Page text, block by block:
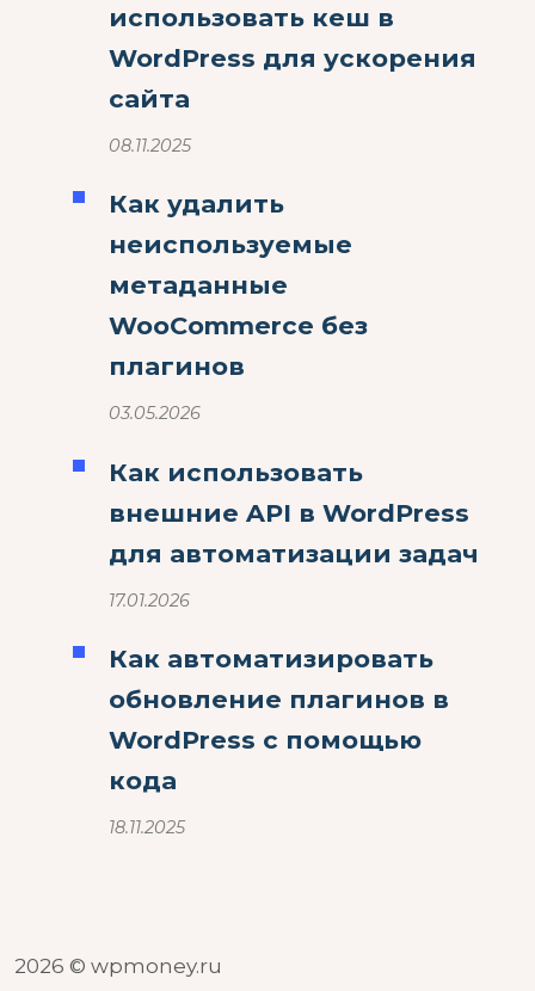
использовать кеш в
WordPress для ускорения
сайта
08.11.2025
Как удалить
неиспользуемые
метаданные
WooCommerce без
плагинов
03.05.2026
Как использовать
внешние API в WordPress
для автоматизации задач
17.01.2026
Как автоматизировать
обновление плагинов в
WordPress с помощью
кода
18.11.2025
2026 © wpmoney.ru